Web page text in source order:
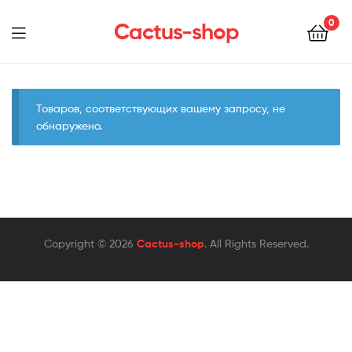
Cactus-shop 0
Menu
Товаров, соответствующих вашему запросу, не
обнаружено.
Copyright © 2026 Cactus-shop. All Rights Reserved.